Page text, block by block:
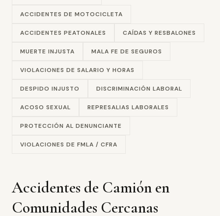
ACCIDENTES DE MOTOCICLETA
ACCIDENTES PEATONALES CAÍDAS Y RESBALONES
MUERTE INJUSTA MALA FE DE SEGUROS
VIOLACIONES DE SALARIO Y HORAS
DESPIDO INJUSTO DISCRIMINACIÓN LABORAL
ACOSO SEXUAL REPRESALIAS LABORALES
PROTECCIÓN AL DENUNCIANTE
VIOLACIONES DE FMLA / CFRA
Accidentes de Camión en
Comunidades Cercanas